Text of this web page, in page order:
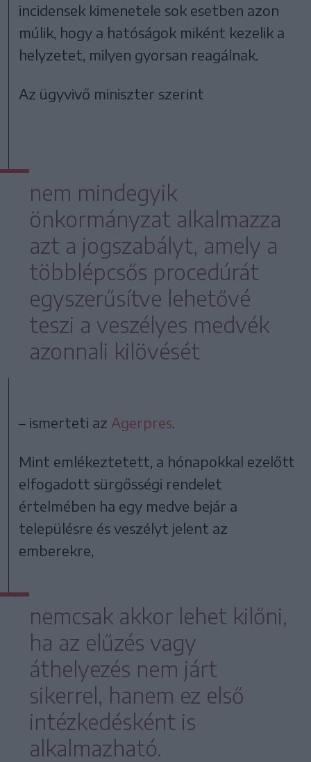
incidensek kimenetele sok esetben azon
múlik, hogy a hatóságok miként kezelik a
helyzetet, milyen gyorsan reagálnak.
Az ügyvivő miniszter szerint
nem mindegyik
önkormányzat alkalmazza
azt a jogszabályt, amely a
többlépcsős procedúrát
egyszerűsítve lehetővé
teszi a veszélyes medvék
azonnali kilövését
– ismerteti az Agerpres
Mint emlékeztetett, a hónapokkal ezelőtt
elfogadott sürgősségi rendelet
értelmében ha egy medve bejár a
településre és veszélyt jelent az
emberekre,
nemcsak akkor lehet kilőni,
ha az elűzés vagy
áthelyezés nem járt
sikerrel, hanem ez első
intézkedésként is
alkalmazható.